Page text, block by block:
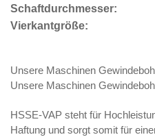
Schaftdurchmesser:
Vierkantgröße:
Unsere Maschinen
Unsere Maschinen
HSSE-VAP steht für
Haftung und sorgt somit für